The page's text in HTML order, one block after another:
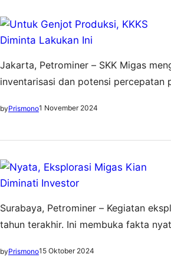
Jakarta, Petrominer – SKK Migas
inventarisasi dan potensi percepatan
yang Tidak Diusahakan dalam
byPrismono1 November 2024
Surabaya, Petrominer – Kegiatan
tahun terakhir. Ini membuka fakta
dalam tiga tahun…
byPrismono15 Oktober 2024